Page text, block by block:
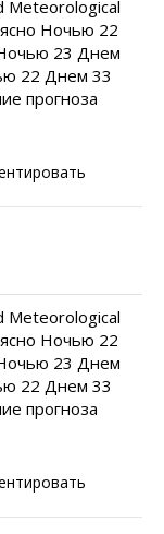
Meteorological
Ночью 22
23 Днем
22 Днем 33
прогноза
Meteorological
Ночью 22
23 Днем
22 Днем 33
прогноза